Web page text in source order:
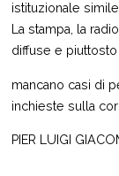
istituzionale
La stampa, la
diffuse e
mancano casi di
inchieste sulla
PIER LUIGI